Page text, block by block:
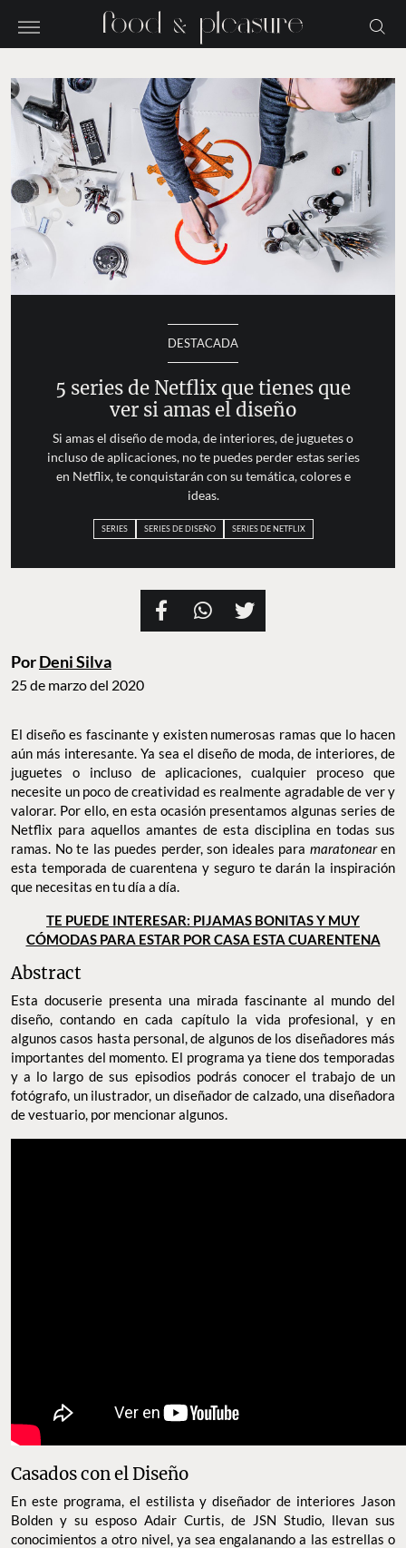
DESTACADA
5 series de Netflix que tienes que
ver si amas el diseño
Si amas el diseño de moda, de interiores, de juguetes o
incluso de aplicaciones, no te puedes perder estas series
en Netflix, te conquistarán con su temática, colores e
ideas.
SERIES SERIES DE DISEÑO SERIES DE NETFLIX
PorDeni Silva
25 de marzo del 2020
El diseño es fascinante y existen numerosas ramas que lo hacen
aún más interesante. Ya sea el diseño de moda, de interiores, de
juguetes o incluso de aplicaciones, cualquier proceso que
necesite un poco de creatividad es realmente agradable de ver y
valorar. Por ello, en esta ocasión presentamos algunas series de
Netflix para aquellos amantes de esta disciplina en todas sus
ramas. No te las puedes perder, son ideales para maratonearen
esta temporada de cuarentena y seguro te darán la inspiración
que necesitas en tu día a día.
TE PUEDE INTERESAR: PIJAMAS BONITAS Y MUY
CÓMODAS PARA ESTAR POR CASA ESTA CUARENTENA
Abstract
Esta docuserie presenta una mirada fascinante al mundo del
diseño, contando en cada capítulo la vida profesional, y en
algunos casos hasta personal, de algunos de los diseñadores más
importantes del momento. El programa ya tiene dos temporadas
y a lo largo de sus episodios podrás conocer el trabajo de un
fotógrafo, un ilustrador, un diseñador de calzado, una diseñadora
de vestuario, por mencionar algunos.
Casados con el Diseño
En este programa, el estilista y diseñador de interiores Jason
Bolden y su esposo Adair Curtis, de JSN Studio, llevan sus
conocimientos a otro nivel, ya sea engalanando a las estrellas o